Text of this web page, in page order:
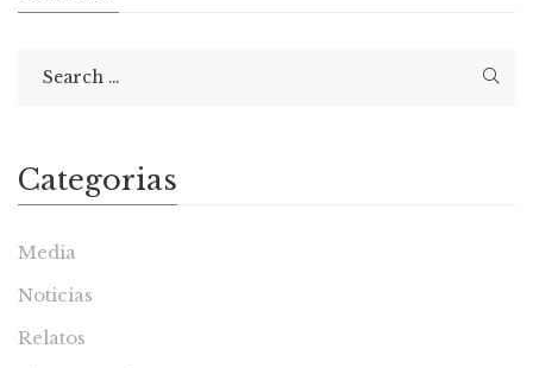
Categorias
Media
Noticias
Relatos